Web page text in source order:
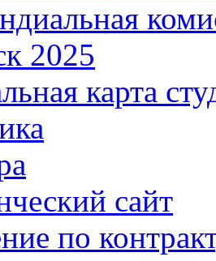
2025
карта
сайт
по